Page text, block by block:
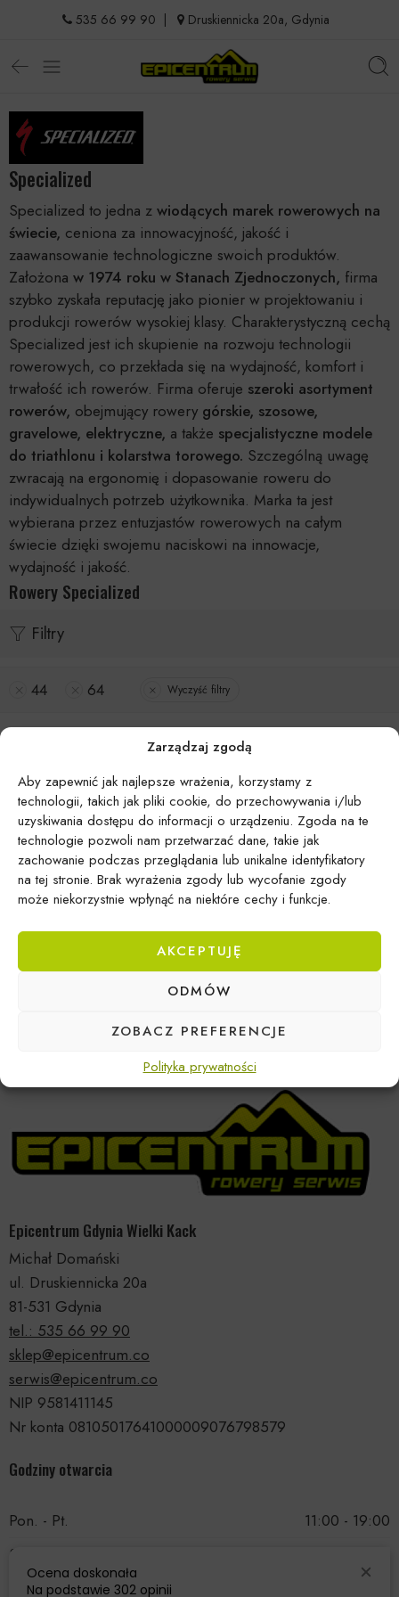
Zarządzaj zgodą
Aby zapewnić jak najlepsze wrażenia, korzystamy z
technologii, takich jak pliki cookie, do przechowywania i/lub
uzyskiwania dostępu do informacji o urządzeniu. Zgoda na te
technologie pozwoli nam przetwarzać dane, takie jak
zachowanie podczas przeglądania lub unikalne identyfikatory
na tej stronie. Brak wyrażenia zgody lub wycofanie zgody
może niekorzystnie wpłynąć na niektóre cechy i funkcje.
AKCEPTUJĘ
ODMÓW
ZOBACZ PREFERENCJE
Polityka prywatności
535 66 99 90 Druskiennicka 20a, Gdynia
Specialized
Specialized to jedna z wiodących marek rowerowych na
świecie, ceniona za innowacyjność, jakość i
zaawansowanie technologiczne swoich produktów.
Założona w 1974 roku w Stanach Zjednoczonych, firma
szybko zyskała reputację jako pionier w projektowaniu i
produkcji rowerów wysokiej klasy. Charakterystyczną cechą
Specialized jest ich skupienie na rozwoju technologii
rowerowych, co przekłada się na wydajność, komfort i
trwałość ich rowerów. Firma oferuje szeroki asortyment
rowerów, obejmujący rowery górskie, szosowe,
gravelowe, elektryczne, a także specjalistyczne modele
do triathlonu i kolarstwa torowego. Szczególną uwagę
zwracają na ergonomię i dopasowanie roweru do
indywidualnych potrzeb użytkownika. Marka ta jest
wybierana przez entuzjastów rowerowych na całym
świecie dzięki swojemu naciskowi na innowacje,
wydajność i jakość.
Rowery Specialized
Filtry
44 64 Wyczyść filtry
Brak produktów spełniających kryteria
Epicentrum Gdynia Wielki Kack
Michał Domański
ul. Druskiennicka 20a
81-531 Gdynia
tel.: 535 66 99 90
sklep@epicentrum.co
serwis@epicentrum.co
NIP 9581411145
Nr konta 08105017641000009076798579
Godziny otwarcia
Pon. - Pt.
11:00 - 19:00
Sobota
Niedziela
Ocena doskonała
Na podstawie 302 opinii